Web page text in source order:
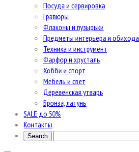
Посуда и сервировка
Гравюры
Флаконы и пузырьки
Предметы интерьера и обихода
Техника и инструмент
Фарфор и хрусталь
Хобби и спорт
Мебель и свет
Деревенская утварь
Бронза, латунь
SALE до 50%
Контакты